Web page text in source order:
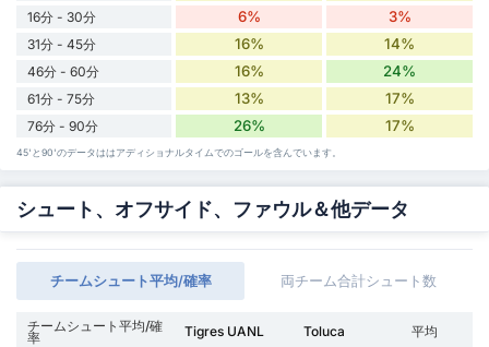
16分 - 30分 6% 3%
31分 - 45分 16% 14%
46分 - 60分 16% 24%
61分 - 75分 13% 17%
76分 - 90分 26% 17%
45'と90'のデータははアディショナルタイムでのゴールを含んでいます。
シュート、オフサイド、ファウル＆他データ
チームシュート平均/確率 両チーム合計シュート数
チームシュート平均/確
率 Tigres UANL Toluca 平均